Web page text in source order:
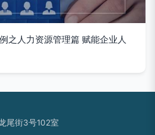
之人力资源管理篇 赋能企业人
尾街3号102室